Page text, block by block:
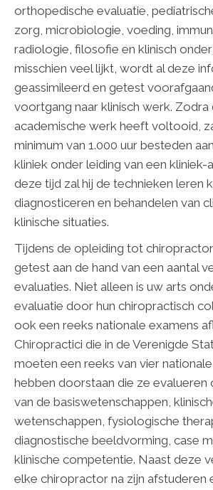
orthopedische evaluatie,
zorg, microbiologie, voeding,
radiologie, filosofie en klinisch
misschien veel lijkt, wordt al deze
geassimileerd en getest
voortgang naar klinisch werk. Zodra
academische werk heeft voltooid,
minimum van 1.000 uur besteden
kliniek onder leiding van een kliniek-
deze tijd zal hij de technieken leren
diagnosticeren en behandelen van
klinische situaties.
Tijdens de opleiding tot
getest aan de hand van een aantal
evaluaties. Niet alleen is uw arts
evaluatie door hun chiropractisch
ook een reeks nationale examens
Chiropractici die in de Verenigde
moeten een reeks van vier
hebben doorstaan die ze evalueren
van de basiswetenschappen,
wetenschappen, fysiologische
diagnostische beeldvorming, case
klinische competentie. Naast deze
elke chiropractor na zijn afstuderen